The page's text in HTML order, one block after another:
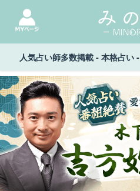
人気占い師多数掲載 - 本格占い -